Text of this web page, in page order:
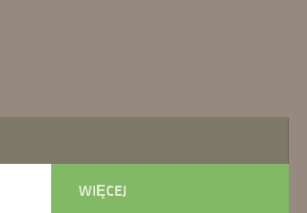
WIĘCEJ